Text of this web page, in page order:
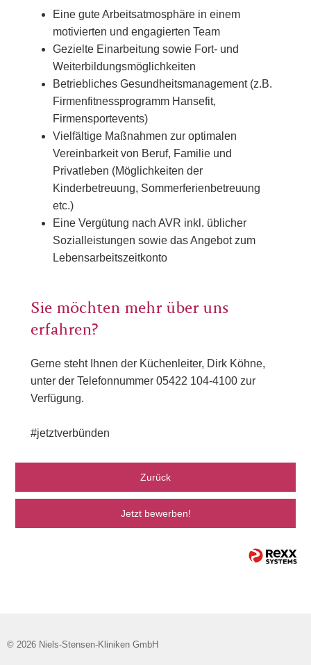
Eine gute Arbeitsatmosphäre in einem
motivierten und engagierten Team
Gezielte Einarbeitung sowie Fort- und
Weiterbildungsmöglichkeiten
Betriebliches Gesundheitsmanagement (z.B.
Firmenfitnessprogramm Hansefit,
Firmensportevents)
Vielfältige Maßnahmen zur optimalen
Vereinbarkeit von Beruf, Familie und
Privatleben (Möglichkeiten der
Kinderbetreuung, Sommerferienbetreuung
etc.)
Eine Vergütung nach AVR inkl. üblicher
Sozialleistungen sowie das Angebot zum
Lebensarbeitszeitkonto
Sie möchten mehr über uns
erfahren?
Gerne steht Ihnen der Küchenleiter, Dirk Köhne,
unter der Telefonnummer 05422 104-4100 zur
Verfügung.
#jetztverbünden
Zurück
Jetzt bewerben!
© 2026 Niels-Stensen-Kliniken GmbH